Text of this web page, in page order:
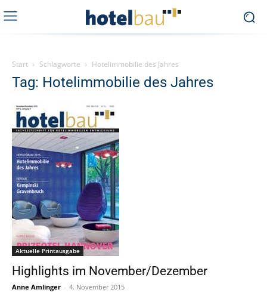
Start Schlagworte Hotelimmobilie des Jahres
Tag: Hotelimmobilie des Jahres
Aktuelle Printausgabe
Highlights im November/Dezember
Anne Amlinger - 4. November 2015